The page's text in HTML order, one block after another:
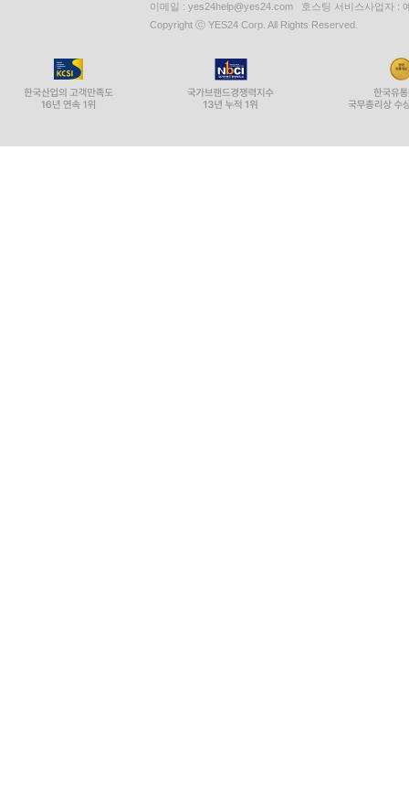
이메일 : yes24help@yes24.com 호스팅 서비스사업자 :
Copyright ⓒ YES24 Corp. All Rights Reserved.